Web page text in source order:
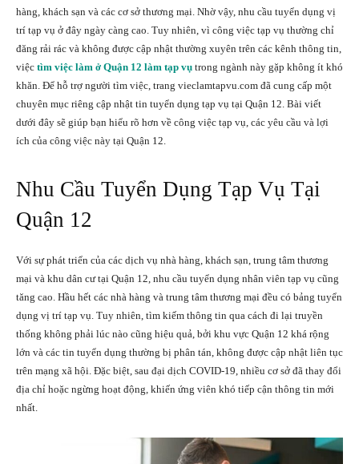
hàng, khách sạn và các cơ sở thương mại. Nhờ vậy, nhu cầu tuyển dụng vị
trí tạp vụ ở đây ngày càng cao. Tuy nhiên, vì công việc tạp vụ thường chỉ
đăng rải rác và không được cập nhật thường xuyên trên các kênh thông tin,
việc tìm việc làm ở Quận 12 làm tạp vụ trong ngành này gặp không ít khó
khăn. Để hỗ trợ người tìm việc, trang vieclamtapvu.com đã cung cấp một
chuyên mục riêng cập nhật tin tuyển dụng tạp vụ tại Quận 12. Bài viết
dưới đây sẽ giúp bạn hiểu rõ hơn về công việc tạp vụ, các yêu cầu và lợi
ích của công việc này tại Quận 12.
Nhu Cầu Tuyển Dụng Tạp Vụ Tại
Quận 12
Với sự phát triển của các dịch vụ nhà hàng, khách sạn, trung tâm thương
mại và khu dân cư tại Quận 12, nhu cầu tuyển dụng nhân viên tạp vụ cũng
tăng cao. Hầu hết các nhà hàng và trung tâm thương mại đều có bảng tuyển
dụng vị trí tạp vụ. Tuy nhiên, tìm kiếm thông tin qua cách đi lại truyền
thống không phải lúc nào cũng hiệu quả, bởi khu vực Quận 12 khá rộng
lớn và các tin tuyển dụng thường bị phân tán, không được cập nhật liên tục
trên mạng xã hội. Đặc biệt, sau đại dịch COVID-19, nhiều cơ sở đã thay đổi
địa chỉ hoặc ngừng hoạt động, khiến ứng viên khó tiếp cận thông tin mới
nhất.